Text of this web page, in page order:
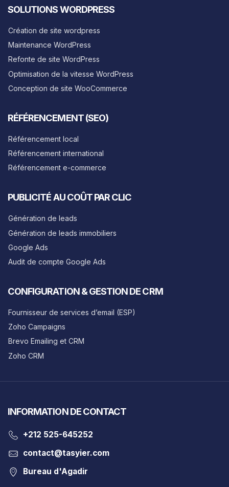
SOLUTIONS WORDPRESS
Création de site wordpress
Maintenance WordPress
Refonte de site WordPress
Optimisation de la vitesse WordPress
Conception de site WooCommerce
RÉFÉRENCEMENT (SEO)
Référencement local
Référencement international
Référencement e-commerce
PUBLICITÉ AU COÛT PAR CLIC
Génération de leads
Génération de leads immobiliers
Google Ads
Audit de compte Google Ads
CONFIGURATION & GESTION DE CRM
Fournisseur de services d’email (ESP)
Zoho Campaigns
Brevo Emailing et CRM
Zoho CRM
INFORMATION DE CONTACT
‎+212 525-645252
contact@tasyier.com
Bureau d'Agadir